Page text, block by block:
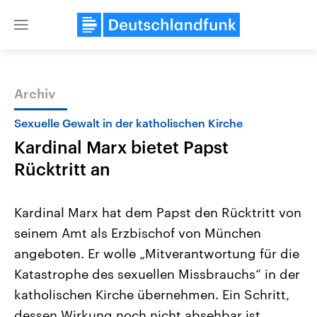
Close
Themen
Landtagswahl Sachsen-Anhalt
2026
Alle Informationen
Sachsen-Anhalt wählt am 6.
September 2026 einen neuen
Landtag. Seit 2021 wird das
Bundesland von einer Koalition aus
Aktuelle Beiträge,
Hintergründe
Wirtschaftlich und
gehören die Vereinigten
den mächtigsten Ländern
mit großem Einfluss auf
Archiv
Sexuelle Gewalt in der katholischen Kirche
Kardinal Marx bietet Papst
Rücktritt an
Kardinal Marx hat dem Papst den Rücktritt von
seinem Amt als Erzbischof von München
angeboten. Er wolle „Mitverantwortung für die
Katastrophe des sexuellen Missbrauchs“ in der
katholischen Kirche übernehmen. Ein Schritt,